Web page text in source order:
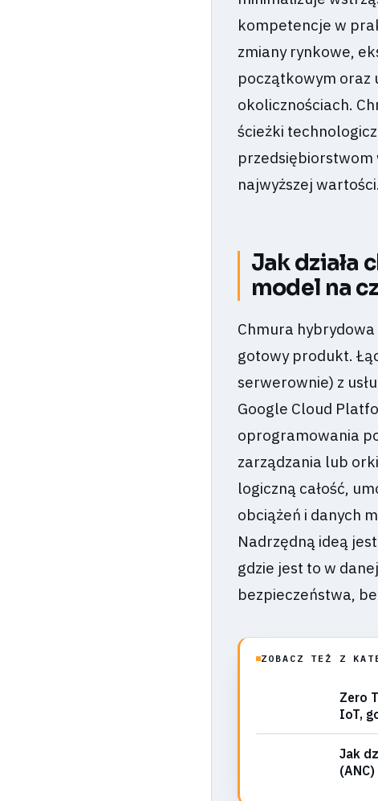
kompetencje w
zmiany rynkowe,
początkowym oraz
okolicznościach.
ścieżki
przedsiębiorstwom
najwyższej wartości.
Jak działa
model na
Chmura
gotowy produkt.
serwerownie) z
Google Cloud
oprogramowania
zarządzania lub
logiczną całość,
obciążeń i danych
Nadrzędną ideą
gdzie jest to w
bezpieczeństwa,
ZOBACZ TEŻ Z
Zero
IoT,
Jak